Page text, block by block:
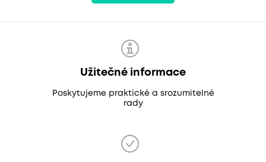
Užitečné informace
Poskytujeme praktické a srozumitelné
rady